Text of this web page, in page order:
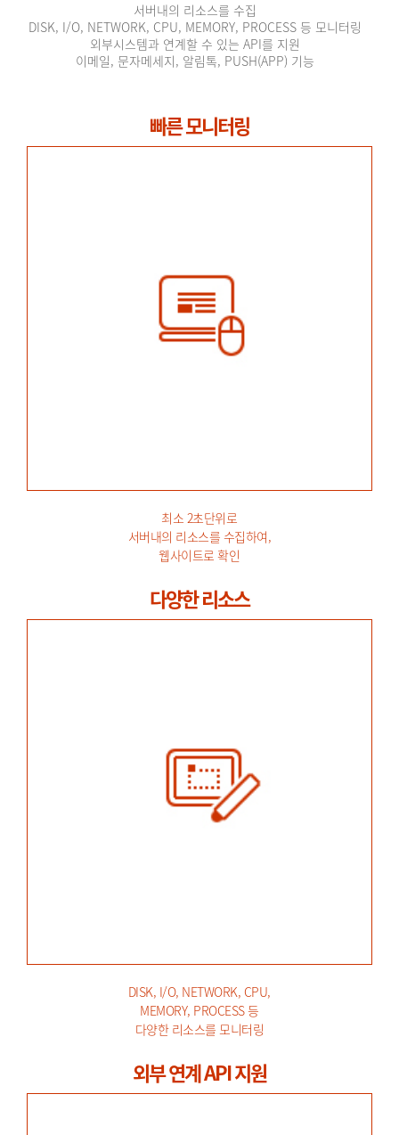
서버내의 리소스를 수집
DISK, I/O, NETWORK, CPU, MEMORY, PROCESS 등 모니터링
외부시스템과 연계할 수 있는 API를 지원
이메일, 문자메세지, 알림톡, PUSH(APP) 기능
빠른 모니터링
최소 2초단위로
서버내의 리소스를 수집하여,
웹사이트로 확인
다양한 리소스
DISK, I/O, NETWORK, CPU,
MEMORY, PROCESS 등
다양한 리소스를 모니터링
외부 연계 API 지원